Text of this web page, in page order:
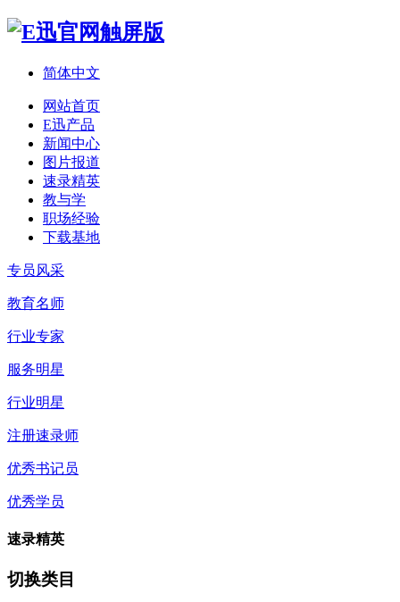
简体中文
网站首页
E迅产品
新闻中心
图片报道
速录精英
教与学
职场经验
下载基地
专员风采
教育名师
行业专家
服务明星
行业明星
注册速录师
优秀书记员
优秀学员
速录精英
切换类目